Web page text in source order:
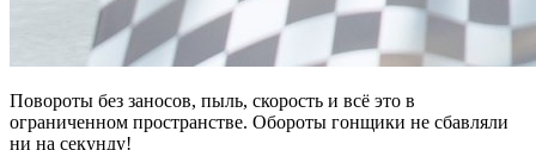
Повороты без заносов, пыль, скорость и всё это в
ограниченном пространстве. Обороты гонщики не сбавляли
ни на секунду!